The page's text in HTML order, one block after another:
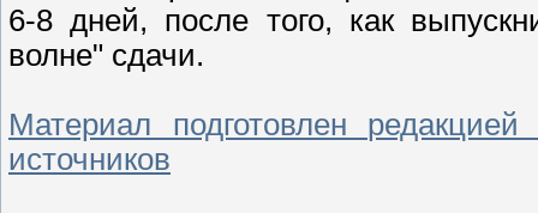
6-8 дней, после того, как
волне" сдачи.
Материал подготовлен
источников